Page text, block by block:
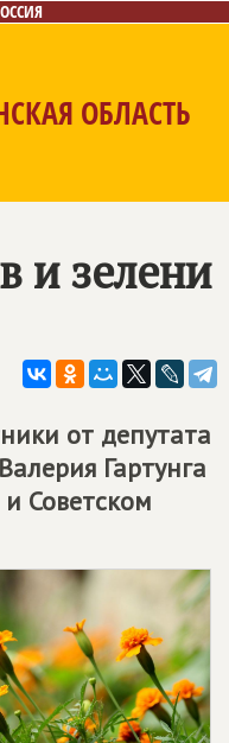
ОБЛАСТЬ
и зелени
от депутата
Гартунга
Советском